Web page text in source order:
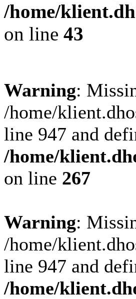
/home/
on line 43
Warning:
/home/
line 947 and
/home/
on line 267
Warning:
/home/
line 947 and
/home/